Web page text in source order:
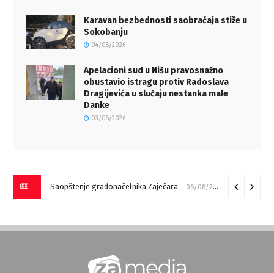
Karavan bezbednosti saobraćaja stiže u
Sokobanju
04/08/2026
Apelacioni sud u Nišu pravosnažno
obustavio istragu protiv Radoslava
Dragijevića u slučaju nestanka male
Danke
03/08/2026
Saopštenje gradonačelnika Zaječara 06/08/2026